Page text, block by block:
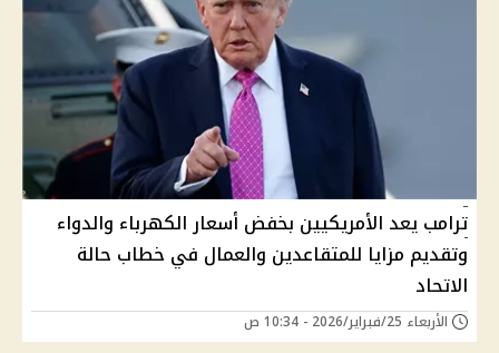
ترامب يعد الأمريكيين بخفض أسعار الكهرباء والدواء
وتقديم مزايا للمتقاعدين والعمال في خطاب حالة
الاتحاد
الأربعاء 25/فبراير/2026 - 10:34 ص